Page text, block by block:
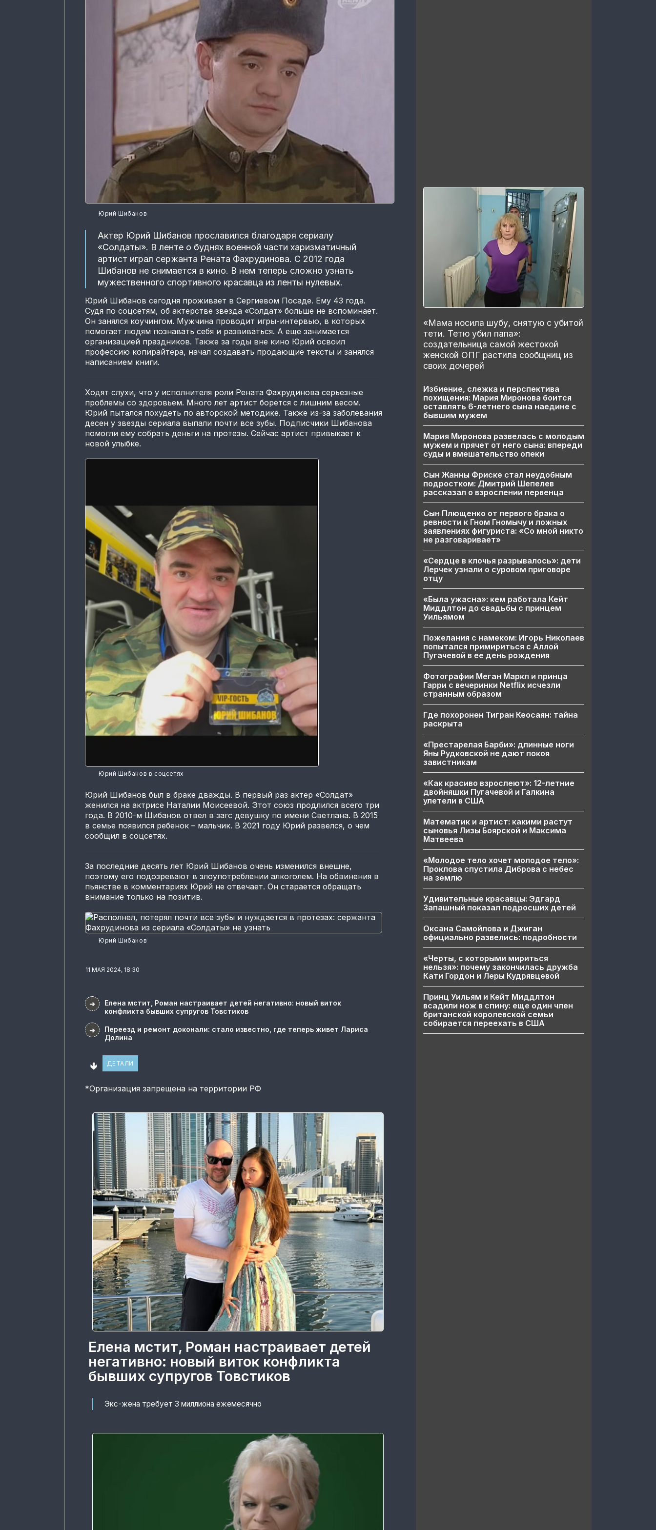
Юрий Шибанов
Актер Юрий Шибанов прославился благодаря сериалу
«Солдаты». В ленте о буднях военной части харизматичный
артист играл сержанта Рената Фахрудинова. С 2012 года
Шибанов не снимается в кино. В нем теперь сложно узнать
мужественного спортивного красавца из ленты нулевых.
Юрий Шибанов сегодня проживает в Сергиевом Посаде. Ему 43 года.
Судя по соцсетям, об актерстве звезда «Солдат» больше не вспоминает.
Он занялся коучингом. Мужчина проводит игры-интервью, в которых
помогает людям познавать себя и развиваться. А еще занимается
организацией праздников. Также за годы вне кино Юрий освоил
профессию копирайтера, начал создавать продающие тексты и занялся
написанием книги.
Ходят слухи, что у исполнителя роли Рената Фахрудинова серьезные
проблемы со здоровьем. Много лет артист борется с лишним весом.
Юрий пытался похудеть по авторской методике. Также из-за заболевания
десен у звезды сериала выпали почти все зубы. Подписчики Шибанова
помогли ему собрать деньги на протезы. Сейчас артист привыкает к
новой улыбке.
Юрий Шибанов в соцсетях
Юрий Шибанов был в браке дважды. В первый раз актер «Солдат»
женился на актрисе Наталии Моисеевой. Этот союз продлился всего три
года. В 2010-м Шибанов отвел в загс девушку по имени Светлана. В 2015
в семье появился ребенок – мальчик. В 2021 году Юрий развелся, о чем
сообщил в соцсетях.
За последние десять лет Юрий Шибанов очень изменился внешне,
поэтому его подозревают в злоупотреблении алкоголем. На обвинения в
пьянстве в комментариях Юрий не отвечает. Он старается обращать
внимание только на позитив.
Юрий Шибанов
11 МАЯ 2024, 18:30
➜
Елена мстит, Роман настраивает детей негативно: новый виток
конфликта бывших супругов Товстиков
➜
Переезд и ремонт доконали: стало известно, где теперь живет Лариса
Долина
🢃 ДЕТАЛИ
*Организация запрещена на территории РФ
Елена мстит, Роман настраивает детей
негативно: новый виток конфликта
бывших супругов Товстиков
Экс-жена требует 3 миллиона ежемесячно
«Мама носила шубу, снятую с убитой
тети. Тетю убил папа»:
создательница самой жестокой
женской ОПГ растила сообщниц из
своих дочерей
Избиение, слежка и перспектива
похищения: Мария Миронова боится
оставлять 6-летнего сына наедине с
бывшим мужем
Мария Миронова развелась с молодым
мужем и прячет от него сына: впереди
суды и вмешательство опеки
Сын Жанны Фриске стал неудобным
подростком: Дмитрий Шепелев
рассказал о взрослении первенца
Сын Плющенко от первого брака о
ревности к Гном Гномычу и ложных
заявлениях фигуриста: «Со мной никто
не разговаривает»
«Сердце в клочья разрывалось»: дети
Лерчек узнали о суровом приговоре
отцу
«Была ужасна»: кем работала Кейт
Миддлтон до свадьбы с принцем
Уильямом
Пожелания с намеком: Игорь Николаев
попытался примириться с Аллой
Пугачевой в ее день рождения
Фотографии Меган Маркл и принца
Гарри с вечеринки Netflix исчезли
странным образом
Где похоронен Тигран Кеосаян: тайна
раскрыта
«Престарелая Барби»: длинные ноги
Яны Рудковской не дают покоя
завистникам
«Как красиво взрослеют»: 12-летние
двойняшки Пугачевой и Галкина
улетели в США
Математик и артист: какими растут
сыновья Лизы Боярской и Максима
Матвеева
«Молодое тело хочет молодое тело»:
Проклова спустила Диброва с небес
на землю
Удивительные красавцы: Эдгард
Запашный показал подросших детей
Оксана Самойлова и Джиган
официально развелись: подробности
«Черты, с которыми мириться
нельзя»: почему закончилась дружба
Кати Гордон и Леры Кудрявцевой
Принц Уильям и Кейт Миддлтон
всадили нож в спину: еще один член
британской королевской семьи
собирается переехать в США